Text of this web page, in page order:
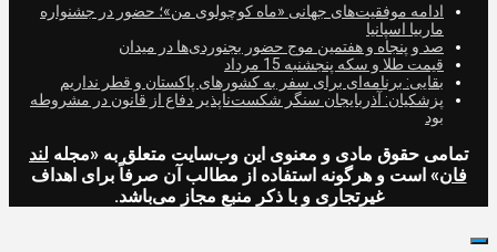
ادامه موفقیت‌های جهانی «ماه کوچولوی من»؛ حضور در جشنواره
ماربیا اسپانیا
صد و پنجاه و هفتمین موج حضور بجنوردی‌ها در میدان
قیمت طلا و سکه پنجشنبه 15 مرداد
بقایی: برنامه‌ای برای سفر به کشورهای پاکستان و قطر نداریم
پزشکیان: آذربایجان سنگر شکست‌ناپذیر دفاع از قانون در مشروطه
بود
تمامی حقوق مادی و معنوی این وب‌سایت متعلق به «مجله لند
فان» است و هرگونه استفاده از مطالب آن صرفاً برای اهداف
غیرتجاری و با ذکر منبع مجاز می‌باشد.